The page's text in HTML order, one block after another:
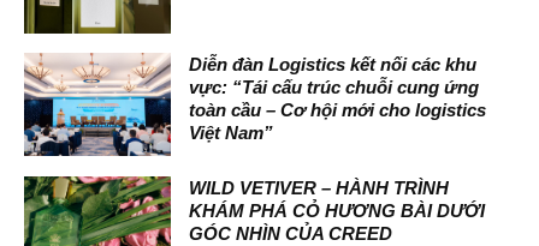
Diễn đàn Logistics kết nối các khu
vực: “Tái cấu trúc chuỗi cung ứng
toàn cầu – Cơ hội mới cho logistics
Việt Nam”
WILD VETIVER – HÀNH TRÌNH
KHÁM PHÁ CỎ HƯƠNG BÀI DƯỚI
GÓC NHÌN CỦA CREED